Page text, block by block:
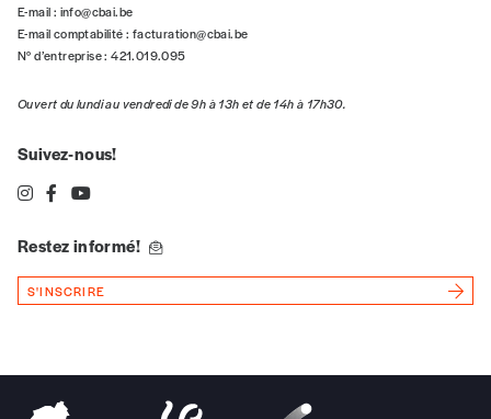
E-mail : info@cbai.be
E-mail comptabilité : facturation@cbai.be
N° d’entreprise : 421.019.095
Ouvert du lundi au vendredi de 9h à 13h et de 14h à 17h30.
Suivez-nous!
Restez informé!
S'INSCRIRE